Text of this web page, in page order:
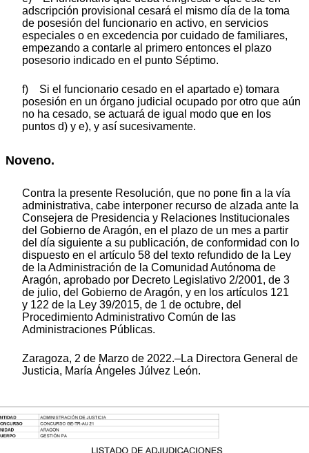
adscripción provisional cesará el mismo día de la toma
de posesión del funcionario en activo, en servicios
especiales o en excedencia por cuidado de familiares,
empezando a contarle al primero entonces el plazo
posesorio indicado en el punto Séptimo.
f) Si el funcionario cesado en el apartado e) tomara
posesión en un órgano judicial ocupado por otro que aún
no ha cesado, se actuará de igual modo que en los
puntos d) y e), y así sucesivamente.
Noveno.
Contra la presente Resolución, que no pone fin a la vía
administrativa, cabe interponer recurso de alzada ante la
Consejera de Presidencia y Relaciones Institucionales
del Gobierno de Aragón, en el plazo de un mes a partir
del día siguiente a su publicación, de conformidad con lo
dispuesto en el artículo 58 del texto refundido de la Ley
de la Administración de la Comunidad Autónoma de
Aragón, aprobado por Decreto Legislativo 2/2001, de 3
de julio, del Gobierno de Aragón, y en los artículos 121
y 122 de la Ley 39/2015, de 1 de octubre, del
Procedimiento Administrativo Común de las
Administraciones Públicas.
Zaragoza, 2 de Marzo de 2022.–La Directora General de
Justicia, María Ángeles Júlvez León.
ANEXO